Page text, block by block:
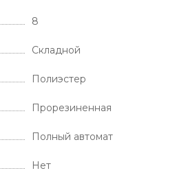
8
Складной
Полиэстер
Прорезиненная
Полный автомат
Нет